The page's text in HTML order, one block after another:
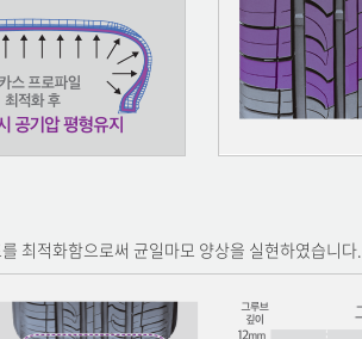
최적화함으로써 균일마모 양상을 실현하였습니다.